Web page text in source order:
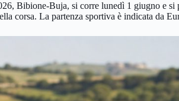
Bibione-Buja, si corre lunedì 1 giugno e
corsa. La partenza sportiva è indicata da